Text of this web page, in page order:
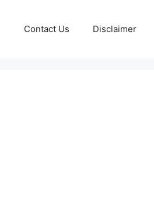
Contact Us Disclaimer